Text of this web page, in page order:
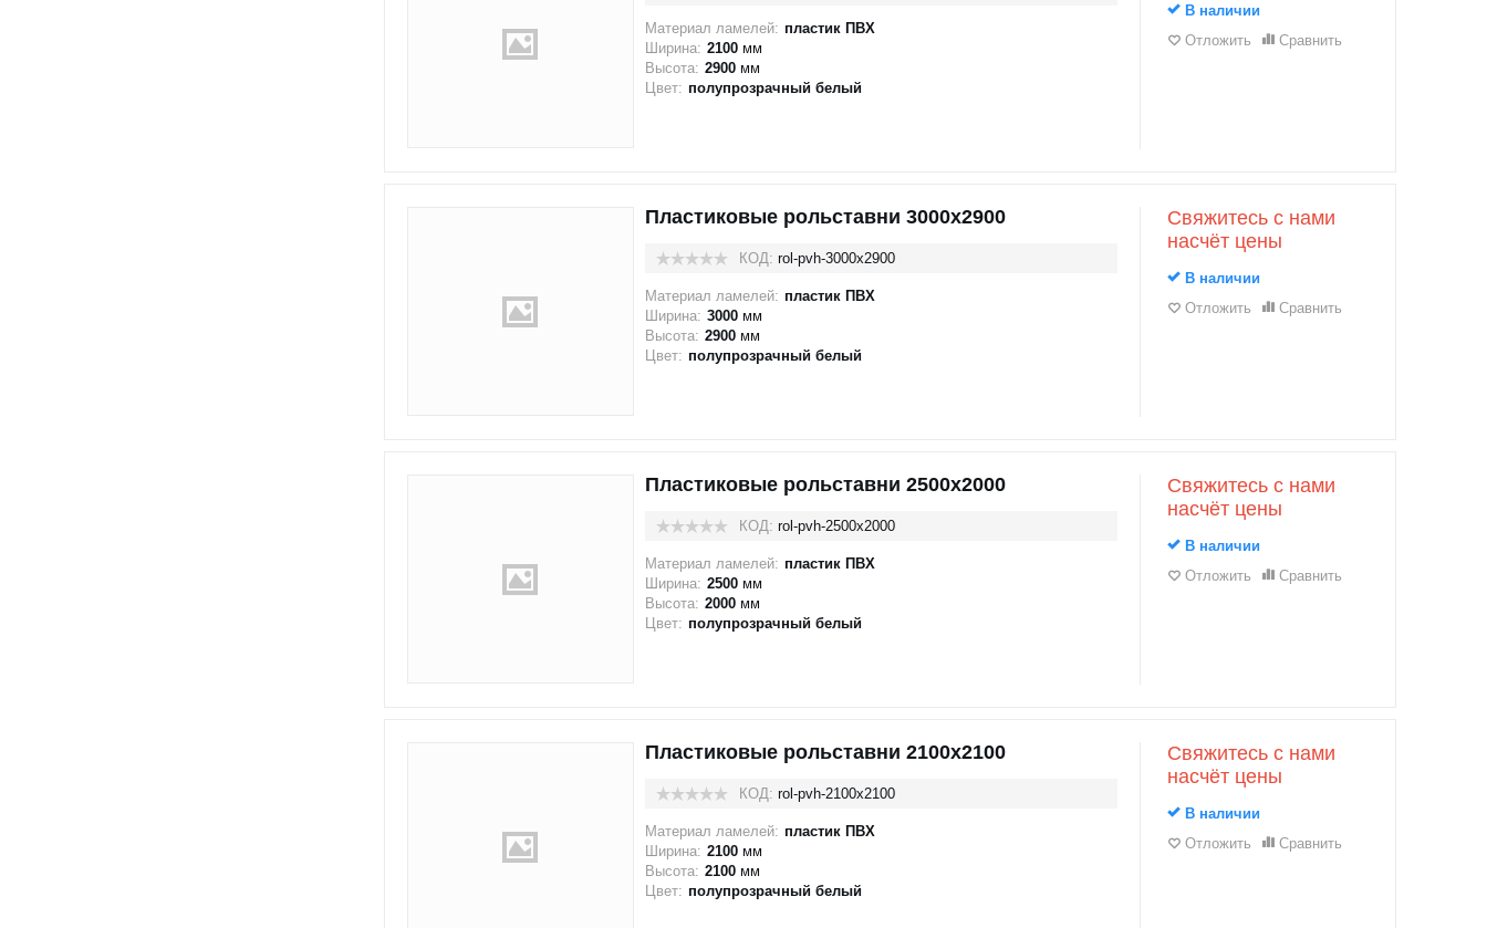
Материал ламелей: пластик ПВХ
Ширина: 2100мм
Высота: 2900мм
Цвет: полупрозрачный белый
В наличии
Отложить
Сравнить
Пластиковые рольставни 3000x2900
КОД: rol-pvh-3000x2900
Материал ламелей: пластик ПВХ
Ширина: 3000мм
Высота: 2900мм
Цвет: полупрозрачный белый
Свяжитесь с нами
насчёт цены
В наличии
Отложить
Сравнить
Пластиковые рольставни 2500x2000
КОД: rol-pvh-2500x2000
Материал ламелей: пластик ПВХ
Ширина: 2500мм
Высота: 2000мм
Цвет: полупрозрачный белый
Свяжитесь с нами
насчёт цены
В наличии
Отложить
Сравнить
Пластиковые рольставни 2100x2100
КОД: rol-pvh-2100x2100
Материал ламелей: пластик ПВХ
Ширина: 2100мм
Высота: 2100мм
Цвет: полупрозрачный белый
Свяжитесь с нами
насчёт цены
В наличии
Отложить
Сравнить